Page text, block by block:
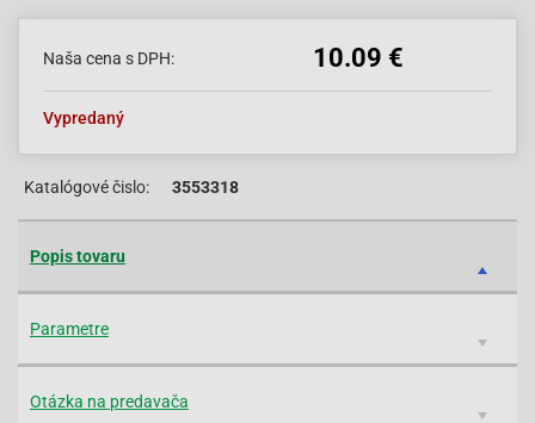
Naša cena s DPH: 10.09 €
Vypredaný
Katalógové čislo: 3553318
Popis tovaru
Parametre
Otázka na predavača